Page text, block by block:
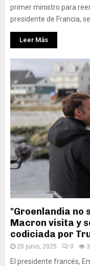
primer ministro para
presidente de Francia,
Leer Más
"Groenlandia no
Macron visita y
codiciada por
20 junio, 2025 0
El presidente francés,